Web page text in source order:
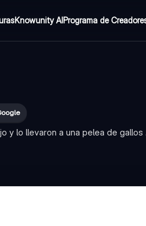
Knowunity AIPrograma de
y lo llevaron a una pelea de gallos .